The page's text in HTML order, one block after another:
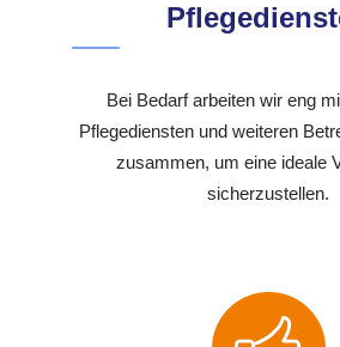
Bei Bedarf arbeiten wir eng
Pflegediensten und weiteren
zusammen, um eine ideale
sicherzustellen.